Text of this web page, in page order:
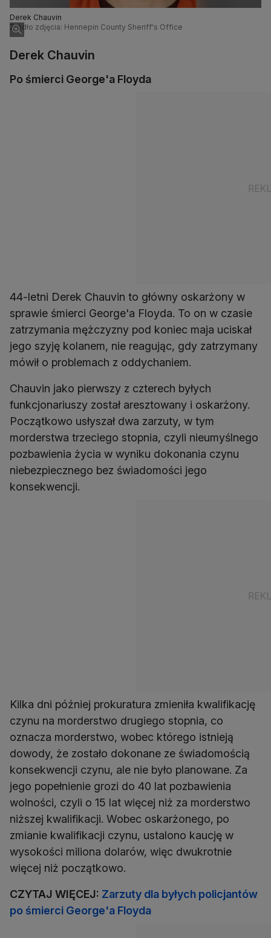
Derek Chauvin
Źródło zdjęcia: Hennepin County Sheriff's Office
Derek Chauvin
Po śmierci George'a Floyda
44-letni Derek Chauvin to główny oskarżony w
sprawie śmierci George'a Floyda. To on w czasie
zatrzymania mężczyzny pod koniec maja uciskał
jego szyję kolanem, nie reagując, gdy zatrzymany
mówił o problemach z oddychaniem.
Chauvin jako pierwszy z czterech byłych
funkcjonariuszy został aresztowany i oskarżony.
Początkowo usłyszał dwa zarzuty, w tym
morderstwa trzeciego stopnia, czyli nieumyślnego
pozbawienia życia w wyniku dokonania czynu
niebezpiecznego bez świadomości jego
konsekwencji.
Kilka dni później prokuratura zmieniła kwalifikację
czynu na morderstwo drugiego stopnia, co
oznacza morderstwo, wobec którego istnieją
dowody, że zostało dokonane ze świadomością
konsekwencji czynu, ale nie było planowane. Za
jego popełnienie grozi do 40 lat pozbawienia
wolności, czyli o 15 lat więcej niż za morderstwo
niższej kwalifikacji. Wobec oskarżonego, po
zmianie kwalifikacji czynu, ustalono kaucję w
wysokości miliona dolarów, więc dwukrotnie
więcej niż początkowo.
CZYTAJ WIĘCEJ: Zarzuty dla byłych policjantów
po śmierci George'a Floyda